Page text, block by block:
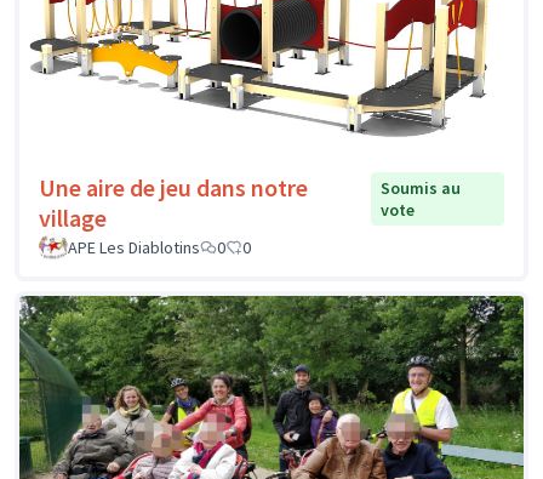
Une aire de jeu dans notre
village
Soumis au
vote
APE Les Diablotins
0 0